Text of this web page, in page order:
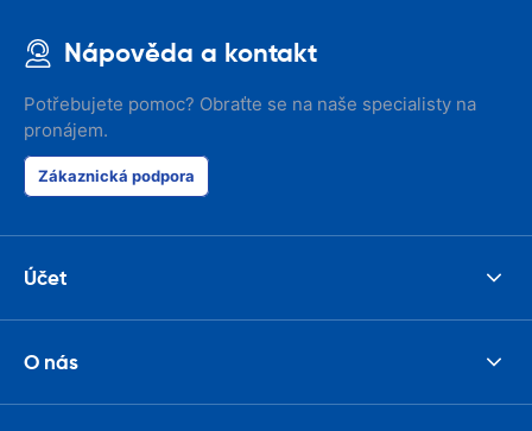
Nápověda a kontakt
Potřebujete pomoc? Obraťte se na naše specialisty na
pronájem.
Zákaznická podpora
Účet
O nás